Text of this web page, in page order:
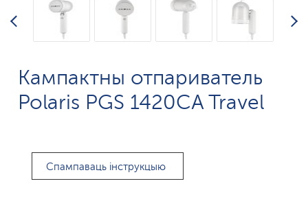
Кампактны отпариватель
Polaris PGS 1420CA Travel
Спампаваць інструкцыю